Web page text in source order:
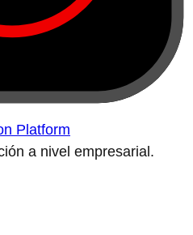
Platform
a nivel empresarial.